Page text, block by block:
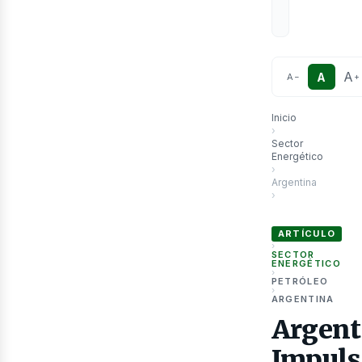
A − A A +
Inicio
›
Sector
Energético
›
Argentina
›
ARTÍCULO
›
SECTOR
ENERGÉTICO
›
PETRÓLEO
›
ARGENTINA